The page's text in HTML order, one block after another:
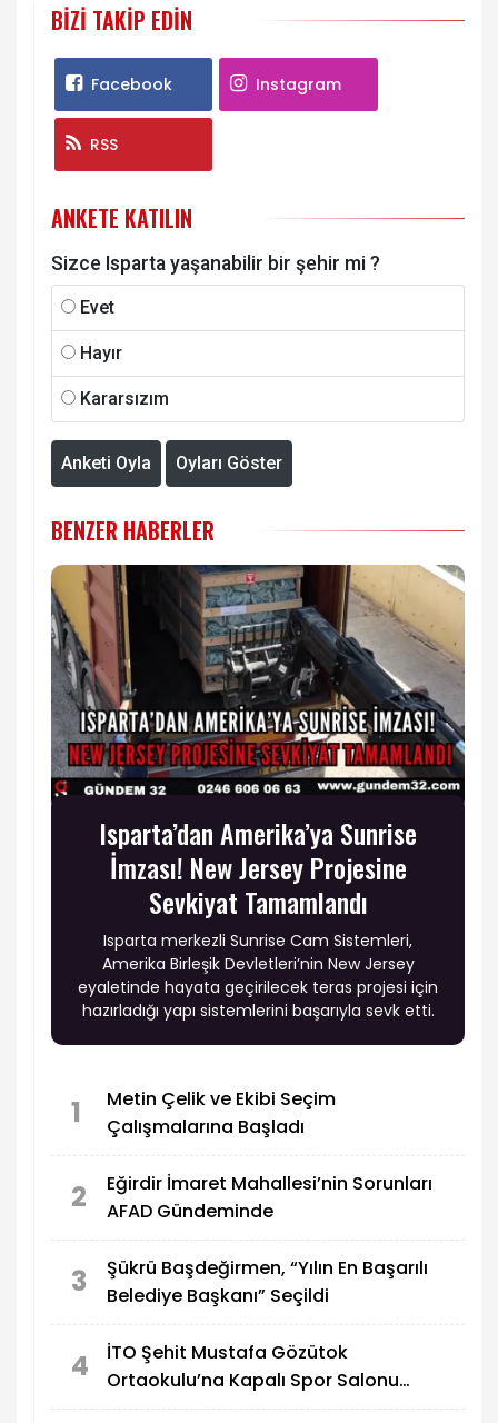
BIZI TAKIP EDIN
Facebook Instagram
RSS
ANKETE KATILIN
Sizce Isparta yaşanabilir bir şehir mi ?
Evet
Hayır
Kararsızım
Anketi Oyla Oyları Göster
BENZER HABERLER
Isparta’dan Amerika’ya Sunrise
İmzası! New Jersey Projesine
Sevkiyat Tamamlandı
Isparta merkezli Sunrise Cam Sistemleri,
Amerika Birleşik Devletleri’nin New Jersey
eyaletinde hayata geçirilecek teras projesi için
hazırladığı yapı sistemlerini başarıyla sevk etti.
1
Metin Çelik ve Ekibi Seçim
Çalışmalarına Başladı
2
Eğirdir İmaret Mahallesi’nin Sorunları
AFAD Gündeminde
3
Şükrü Başdeğirmen, “Yılın En Başarılı
Belediye Başkanı” Seçildi
4
İTO Şehit Mustafa Gözütok
Ortaokulu’na Kapalı Spor Salonu